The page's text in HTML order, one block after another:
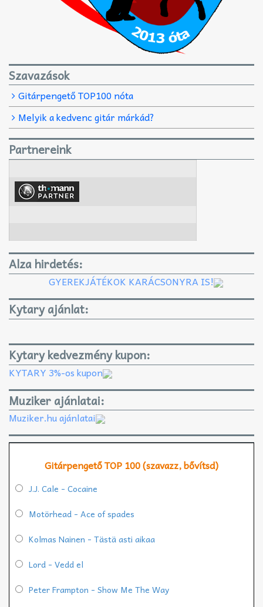
Szavazások
Gitárpengető TOP100 nóta
Melyik a kedvenc gitár márkád?
Partnereink
Alza hirdetés:
GYEREKJÁTÉKOK KARÁCSONYRA IS!
Kytary ajánlat:
Kytary kedvezmény kupon:
KYTARY 3%-os kupon
Muziker ajánlatai:
Muziker.hu ajánlatai
Gitárpengető TOP 100 (szavazz, bővítsd)
J.J. Cale - Cocaine
Motörhead - Ace of spades
Kolmas Nainen - Tästä asti aikaa
Lord - Vedd el
Peter Frampton - Show Me The Way